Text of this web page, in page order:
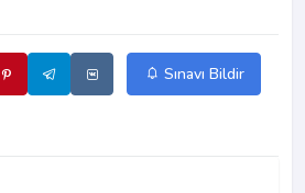
Sınavı Bildir